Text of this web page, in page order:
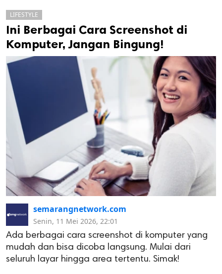
cipta.
LIFESTYLE
Ini Berbagai Cara Screenshot di
Komputer, Jangan Bingung!
semarangnetwork.com
Senin, 11 Mei 2026, 22:01
Ada berbagai cara screenshot di komputer yang
mudah dan bisa dicoba langsung. Mulai dari
seluruh layar hingga area tertentu. Simak!